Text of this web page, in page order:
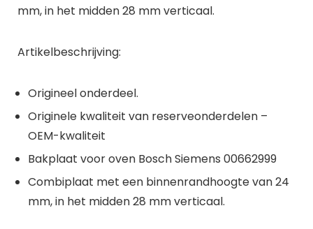
mm, in het midden 28 mm verticaal.
Artikelbeschrijving:
Origineel onderdeel.
Originele kwaliteit van reserveonderdelen –
OEM-kwaliteit
Bakplaat voor oven Bosch Siemens 00662999
Combiplaat met een binnenrandhoogte van 24
mm, in het midden 28 mm verticaal.